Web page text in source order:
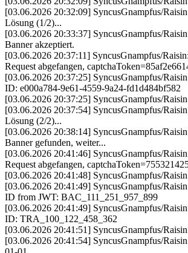
[03.06.2026 20:32:09] SyncusGnampfus/
Lösung (1/2)...
[03.06.2026 20:33:37] SyncusGnampfus/
Banner akzeptiert.
[03.06.2026 20:37:11] SyncusGnampfus/
Request abgefangen,
[03.06.2026 20:37:25] SyncusGnampfus/
ID: e000a784-9e61-4559-9a24-fd1d484bf582
[03.06.2026 20:37:25] SyncusGnampfus/
[03.06.2026 20:37:54] SyncusGnampfus/
Lösung (2/2)...
[03.06.2026 20:38:14] SyncusGnampfus/
Banner gefunden, weiter...
[03.06.2026 20:41:46] SyncusGnampfus/
Request abgefangen,
[03.06.2026 20:41:48] SyncusGnampfus/
[03.06.2026 20:41:49] SyncusGnampfus/
ID from JWT: BAC_111_251_957_899
[03.06.2026 20:41:49] SyncusGnampfus/
ID: TRA_100_122_458_362
[03.06.2026 20:41:51] SyncusGnampfus/
[03.06.2026 20:41:54] SyncusGnampfus/